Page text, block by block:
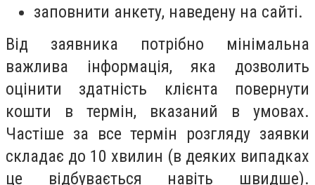
заповнити анкету, наведену на сайті.
Від заявника потрібно мінімальна
важлива інформація, яка дозволить
оцінити здатність клієнта повернути
кошти в термін, вказаний в умовах.
Частіше за все термін розгляду заявки
складає до 10 хвилин (в деяких випадках
це відбувається навіть швидше).